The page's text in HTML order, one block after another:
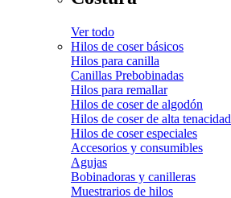
Ver todo
Hilos de coser básicos
Hilos para canilla
Canillas Prebobinadas
Hilos para remallar
Hilos de coser de algodón
Hilos de coser de alta tenacidad
Hilos de coser especiales
Accesorios y consumibles
Agujas
Bobinadoras y canilleras
Muestrarios de hilos